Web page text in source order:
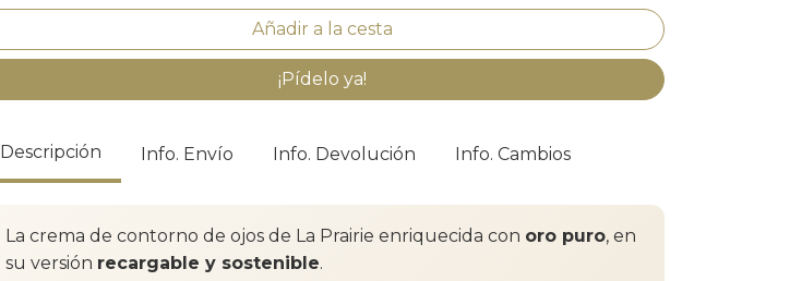
¡Pídelo ya!
Descripción Info. Envío Info. Devolución Info. Cambios
La crema de contorno de ojos de La Prairie enriquecida con oro puro, en
su versión recargable y sostenible.